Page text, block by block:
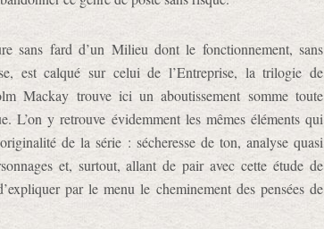
sans fard d’un Milieu dont le fonctionnement, sans
est calqué sur celui de l’Entreprise, la trilogie de
Mackay trouve ici un aboutissement somme toute
L’on y retrouve évidemment les mêmes éléments qui
de la série : sécheresse de ton, analyse quasi
et, surtout, allant de pair avec cette étude de
par le menu le cheminement des pensées de